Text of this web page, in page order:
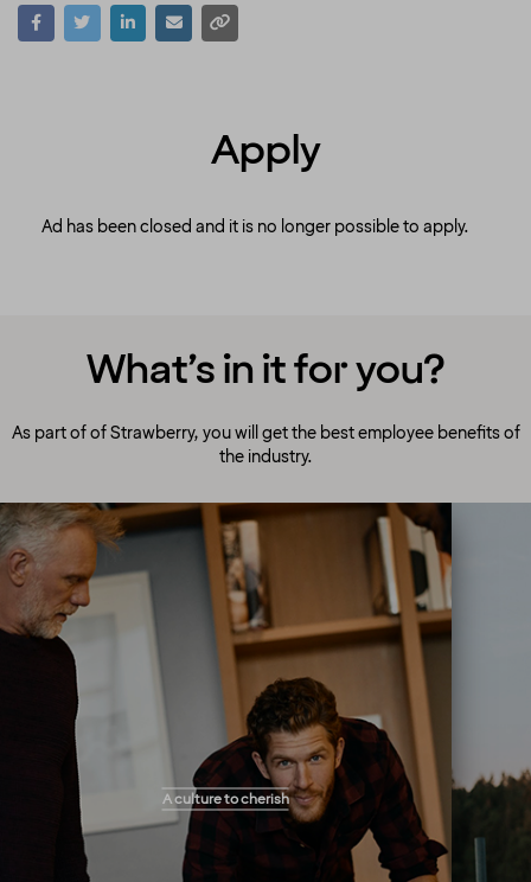
Apply
Ad has been closed and it is no longer possible to apply.
What’s in it for you?
As part of of Strawberry, you will get the best employee benefits of
the industry.
A culture to cherish
A culture to cherish
Our people always make guests their top
priority! Our warm and welcoming atmosphere
creates the right setting for you to flourish and
work your magic. You will get the freedom you